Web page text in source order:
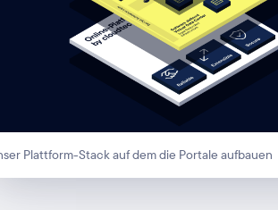
Plattform-Stack auf dem die Portale aufbauen